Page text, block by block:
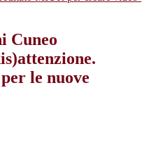
Cuneo
le nuove